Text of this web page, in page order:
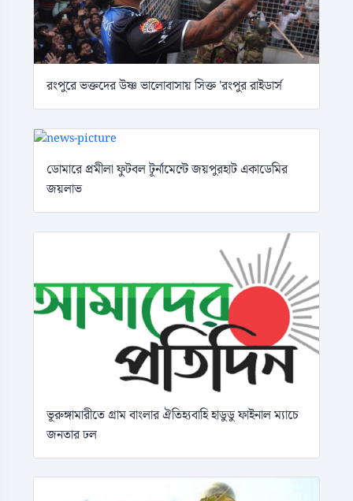
রংপুরে ভক্তদের উষ্ণ ভালোবাসায় সিক্ত 'রংপুর রাইডার্স
ডোমারে প্রমীলা ফুটবল টূর্নামেন্টে জয়পুরহাট একাডেমির
জয়লাভ
ভূরুঙ্গামারীতে গ্রাম বাংলার ঐতিহ্যবাহি হাডুডু ফাইনাল ম্যাচে
জনতার ঢল